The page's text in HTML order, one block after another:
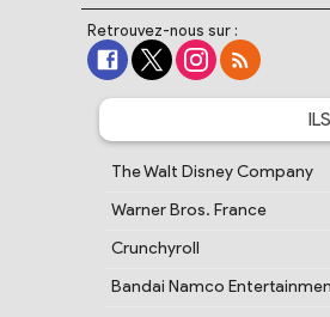
Retrouvez-nous sur :
The Walt Disney Company
Warner Bros. France
Crunchyroll
Bandai Namco